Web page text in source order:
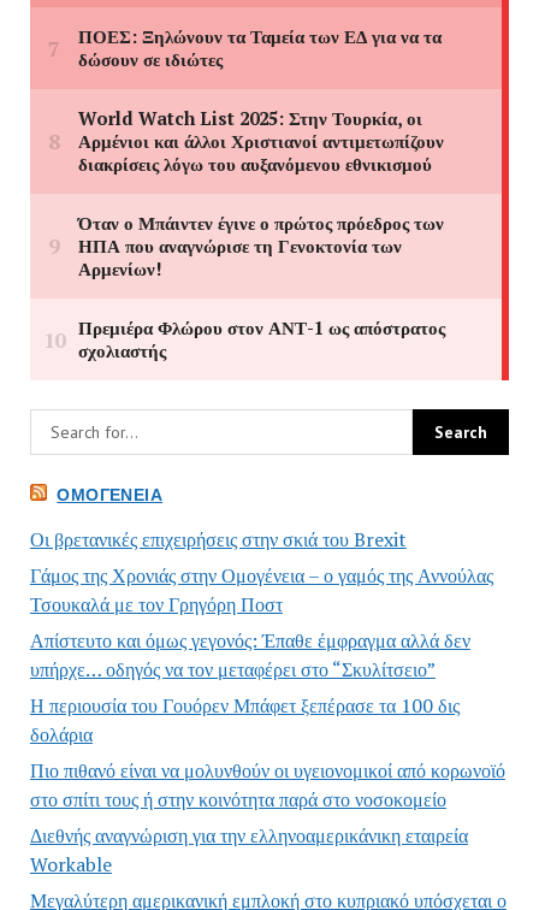
ΟΜΟΓΈΝΕΙΑ
Οι βρετανικές επιχειρήσεις στην σκιά του Brexit
Γάμος της Χρονιάς στην Ομογένεια – ο γαμός της Αννούλας
Τσουκαλά με τον Γρηγόρη Ποστ
Απίστευτο και όμως γεγονός: Έπαθε έμφραγμα αλλά δεν
υπήρχε… οδηγός να τον μεταφέρει στο “Σκυλίτσειο”
Η περιουσία του Γουόρεν Μπάφετ ξεπέρασε τα 100 δις
δολάρια
Πιο πιθανό είναι να μολυνθούν οι υγειονομικοί από κορωνοϊό
στο σπίτι τους ή στην κοινότητα παρά στο νοσοκομείο
Διεθνής αναγνώριση για την ελληνοαμερικάνικη εταιρεία
Workable
Μεγαλύτερη αμερικανική εμπλοκή στο κυπριακό υπόσχεται ο